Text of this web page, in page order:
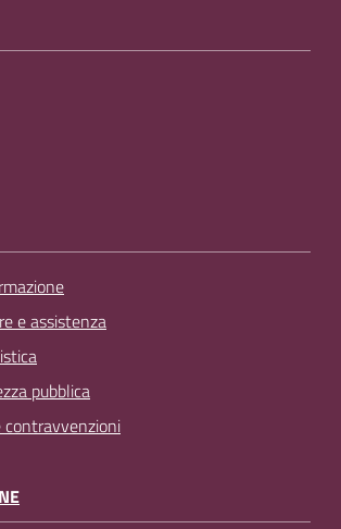
e assistenza
pubblica
contravvenzioni